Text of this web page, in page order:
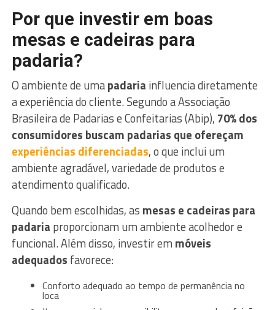
Por que investir em boas
mesas e cadeiras para
padaria?
O ambiente de umapadaria influencia diretamente
a experiência do cliente. Segundo a Associação
Brasileira de Padarias e Confeitarias (Abip), 70% dos
consumidores buscam padarias que ofereçam
experiências diferenciadas, o que inclui um
ambiente agradável, variedade de produtos e
atendimento qualificado.
Quando bem escolhidas, as mesas e cadeiras para
padaria proporcionam um ambiente acolhedor e
funcional. Além disso, investir em móveis
adequados favorece:
Conforto adequado ao tempo de permanência no
loca